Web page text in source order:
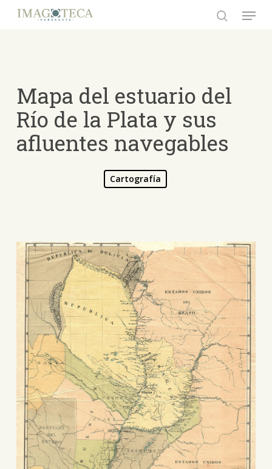
Menu
Mapa del estuario del
Río de la Plata y sus
afluentes navegables
Cartografía